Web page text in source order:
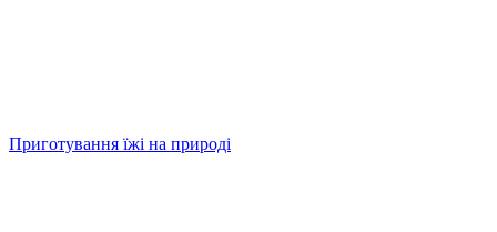
Приготування їжі на природі